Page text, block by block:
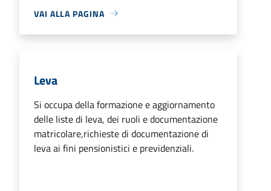
VAI ALLA PAGINA
Leva
Si occupa della formazione e aggiornamento
delle liste di leva, dei ruoli e documentazione
matricolare,richieste di documentazione di
leva ai fini pensionistici e previdenziali.